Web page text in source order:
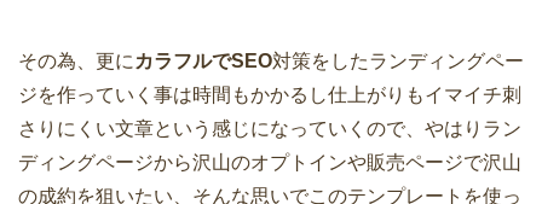
その為、更に カラフルでSEO対策をしたランディングペー
ジを作っていく事は時間もかかるし仕上がりもイマイチ刺
さりにくい文章という感じになっていくので、やはりラン
ディングページから沢山のオプトインや販売ページで沢山
の成約を狙いたい、そんな思いでこのテンプレートを使っ